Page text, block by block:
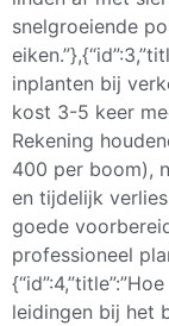
snelgroeiende
inplanten bij
kost 3-5 keer
Rekening
400 per boom),
en tijdelijk
goede
professioneel
leidingen bij het